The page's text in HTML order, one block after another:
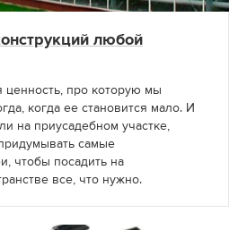
любой
ценность, про которую мы
когда ее становится мало. И
на приусадебном участке,
самые
чтобы посадить на
все, что нужно.